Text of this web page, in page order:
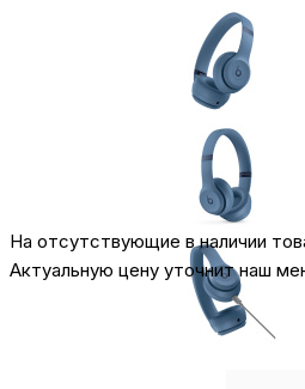
На отсутствующие в наличии
Актуальную цену уточнит наш